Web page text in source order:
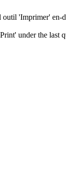
'Imprimer' en-
under the last